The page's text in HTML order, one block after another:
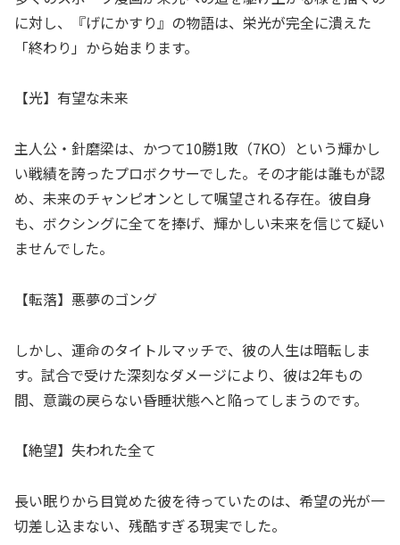
に対し、『げにかすり』の物語は、栄光が完全に潰えた
「終わり」から始まります。
【光】有望な未来
主人公・針磨梁は、かつて10勝1敗（7KO）という輝かし
い戦績を誇ったプロボクサーでした。その才能は誰もが認
め、未来のチャンピオンとして嘱望される存在。彼自身
も、ボクシングに全てを捧げ、輝かしい未来を信じて疑い
ませんでした。
【転落】悪夢のゴング
しかし、運命のタイトルマッチで、彼の人生は暗転しま
す。試合で受けた深刻なダメージにより、彼は2年もの
間、意識の戻らない昏睡状態へと陥ってしまうのです。
【絶望】失われた全て
長い眠りから目覚めた彼を待っていたのは、希望の光が一
切差し込まない、残酷すぎる現実でした。